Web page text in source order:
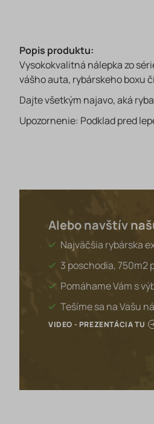
Popis produktu:
Vysokokvalitná nálepka zo
vášho auta, rybárskeho boxu
Dajte všetkým najavo, aká
Upozornenie: Podklad pred
Alebo navštív
Najväčšia rybárska
3 poschodia, 750m2
Pomáhame Vám s
Tešíme sa na Vašu
VIDEO - PREZENTÁCIA TU